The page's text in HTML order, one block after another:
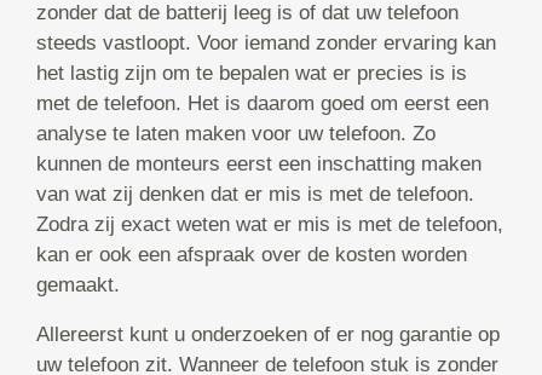
zonder dat de batterij leeg is of dat uw telefoon
steeds vastloopt. Voor iemand zonder ervaring kan
het lastig zijn om te bepalen wat er precies is is
met de telefoon. Het is daarom goed om eerst een
analyse te laten maken voor uw telefoon. Zo
kunnen de monteurs eerst een inschatting maken
van wat zij denken dat er mis is met de telefoon.
Zodra zij exact weten wat er mis is met de telefoon,
kan er ook een afspraak over de kosten worden
gemaakt.
Allereerst kunt u onderzoeken of er nog garantie op
uw telefoon zit. Wanneer de telefoon stuk is zonder